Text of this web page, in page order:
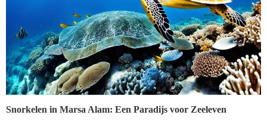
Snorkelen in Marsa Alam: Een Paradijs voor Zeeleven